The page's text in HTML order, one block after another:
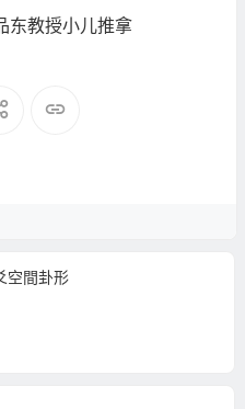
东教授小儿推拿
空間卦形